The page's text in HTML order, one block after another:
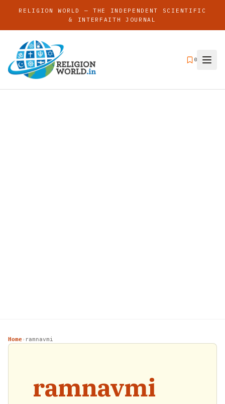
RELIGION WORLD — THE INDEPENDENT SCIENTIFIC
& INTERFAITH JOURNAL
0
Home› ramnavmi
ramnavmi